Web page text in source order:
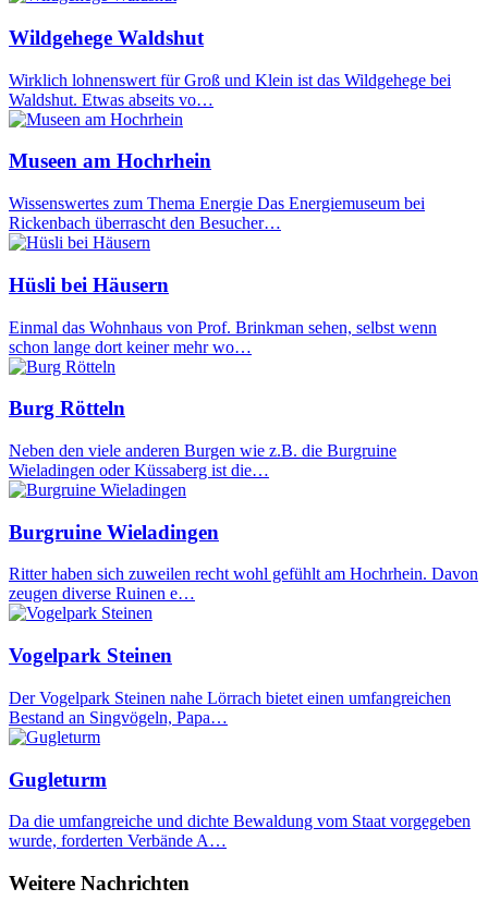
Wildgehege Waldshut
Wirklich lohnenswert für Groß und Klein ist das Wildgehege bei
Waldshut. Etwas abseits vo…
Museen am Hochrhein
Wissenswertes zum Thema Energie Das Energiemuseum bei
Rickenbach überrascht den Besucher…
Hüsli bei Häusern
Einmal das Wohnhaus von Prof. Brinkman sehen, selbst wenn
schon lange dort keiner mehr wo…
Burg Rötteln
Neben den viele anderen Burgen wie z.B. die Burgruine
Wieladingen oder Küssaberg ist die…
Burgruine Wieladingen
Ritter haben sich zuweilen recht wohl gefühlt am Hochrhein. Davon
zeugen diverse Ruinen e…
Vogelpark Steinen
Der Vogelpark Steinen nahe Lörrach bietet einen umfangreichen
Bestand an Singvögeln, Papa…
Gugleturm
Da die umfangreiche und dichte Bewaldung vom Staat vorgegeben
wurde, forderten Verbände A…
Weitere Nachrichten